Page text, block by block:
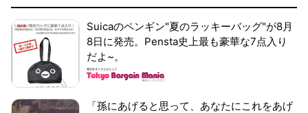
Suicaのペンギン"夏のラッキーバッグ"が8月
8日に発売。Pensta史上最も豪華な7点入り
だよ~。
「孫にあげると思って、あなたにこれをあげ